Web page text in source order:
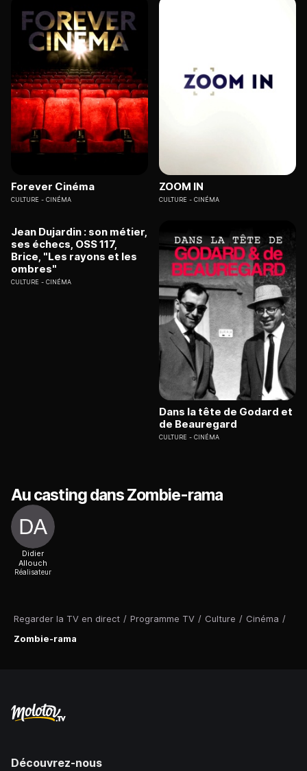
Regarder la TV en direct / Programme TV / Culture / Cinéma /
Zombie-rama
Forever Cinéma
CULTURE CINÉMA
ZOOM IN
CULTURE CINÉMA
Jean Dujardin : son métier,
ses échecs, OSS 117,
Brice, "Les rayons et les
ombres"
CULTURE CINÉMA
Dans la tête de Godard et
de Beauregard
CULTURE CINÉMA
Au casting dans Zombie-rama
Didier
Allouch
Réalisateur
Découvrez-nous